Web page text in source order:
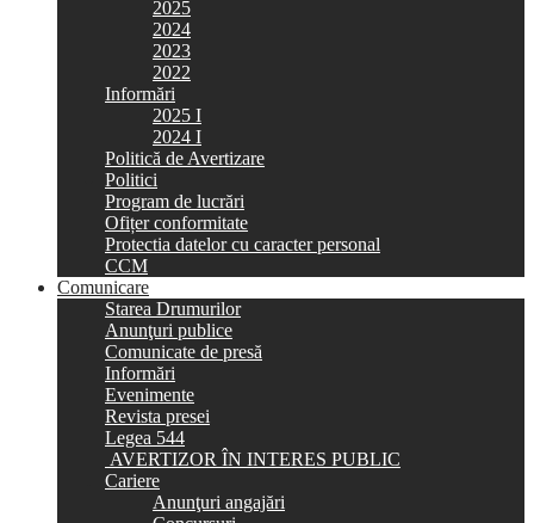
2025
2024
2023
2022
Informări
2025 I
2024 I
Politică de Avertizare
Politici
Program de lucrări
Ofițer conformitate
Protectia datelor cu caracter personal
CCM
Comunicare
Starea Drumurilor
Anunţuri publice
Comunicate de presă
Informări
Evenimente
Revista presei
Legea 544
AVERTIZOR ÎN INTERES PUBLIC
Cariere
Anunţuri angajări